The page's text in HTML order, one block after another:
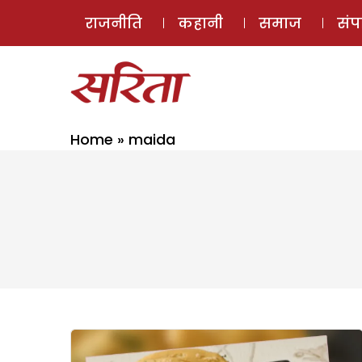
राजनीति कहानी समाज
Home » maida